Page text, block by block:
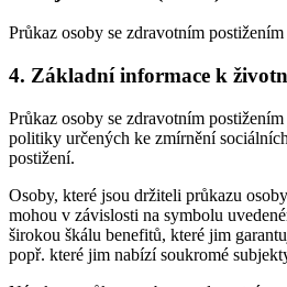
Průkaz osoby se zdravotním postižením
4. Základní informace k
Průkaz osoby se zdravotním
politiky určených ke zmírnění
postižení.
Osoby, které jsou držiteli průkazu
mohou v závislosti na symbolu
širokou škálu benefitů, které jim
popř. které jim nabízí soukromé